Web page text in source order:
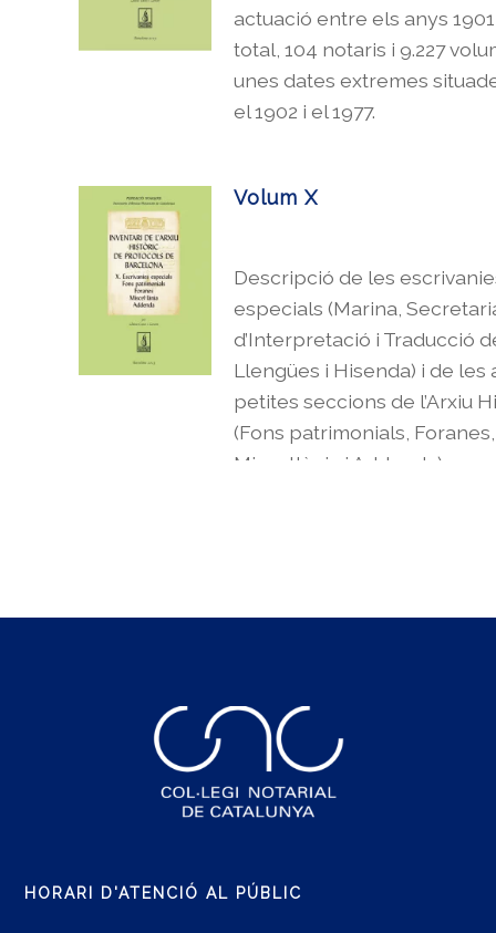
actuació entre els anys 1901
total, 104 notaris i 9.227
unes dates extremes
el 1902 i el 1977.
Volum X
Descripció de les
especials (Marina,
d’Interpretació i Traducció
Llengües i Hisenda) i de les
petites seccions de l’Arxiu
(Fons patrimonials, Foranes,
Miscel·lània i Addenda).
HORARI D'ATENCIÓ AL PÚBLIC